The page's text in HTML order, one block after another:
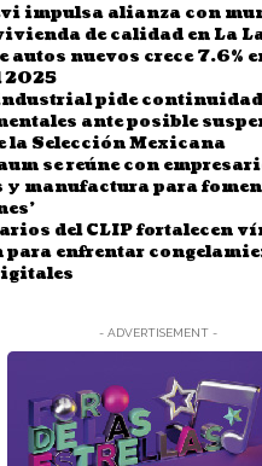
impulsa alianza con
de calidad en La
autos nuevos crece 7.6%
2025
pide continuidad
ante posible
la Selección Mexicana
se reúne con
y manufactura para
del CLIP fortalecen
para enfrentar
- ADVERTISEMENT -